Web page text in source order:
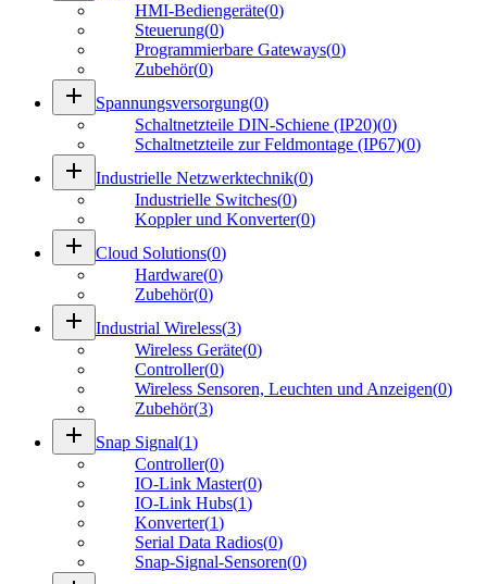
HMI-Bediengeräte(0)
Steuerung(0)
Programmierbare Gateways(0)
Zubehör(0)
add Spannungsversorgung(0)
Schaltnetzteile DIN-Schiene (IP20)(0)
Schaltnetzteile zur Feldmontage (IP67)(0)
add Industrielle Netzwerktechnik(0)
Industrielle Switches(0)
Koppler und Konverter(0)
add Cloud Solutions(0)
Hardware(0)
Zubehör(0)
add Industrial Wireless(3)
Wireless Geräte(0)
Controller(0)
Wireless Sensoren, Leuchten und Anzeigen(0)
Zubehör(3)
add Snap Signal(1)
Controller(0)
IO-Link Master(0)
IO-Link Hubs(1)
Konverter(1)
Serial Data Radios(0)
Snap-Signal-Sensoren(0)